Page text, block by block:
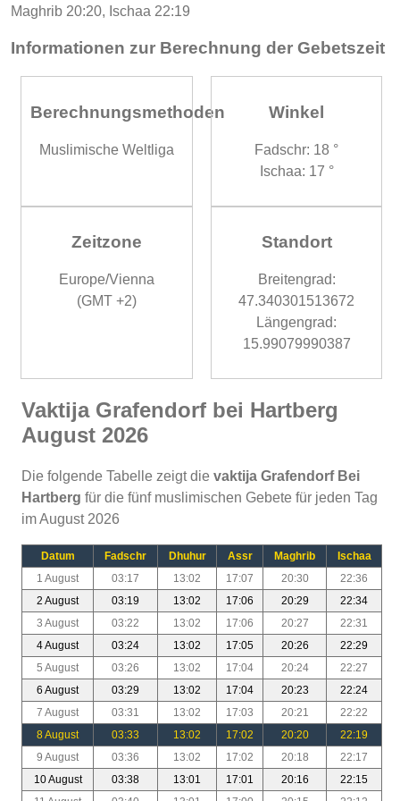
Maghrib 20:20, Ischaa 22:19
Informationen zur Berechnung der Gebetszeit
Berechnungsmethoden
Muslimische Weltliga
Winkel
Fadschr: 18 °
Ischaa: 17 °
Zeitzone
Europe/Vienna
(GMT +2)
Standort
Breitengrad:
47.340301513672
Längengrad:
15.99079990387
Vaktija Grafendorf bei Hartberg
August 2026
Die folgende Tabelle zeigt die vaktija Grafendorf Bei
Hartberg für die fünf muslimischen Gebete für jeden Tag
im August 2026
Datum Fadschr Dhuhur Assr Maghrib
Ischaa
1 August
03:17 13:02 17:07 20:30
22:36
2 August
03:19 13:02 17:06 20:29
22:34
3 August
03:22 13:02 17:06 20:27
22:31
4 August
03:24 13:02 17:05 20:26
22:29
5 August
03:26 13:02 17:04 20:24
22:27
6 August
03:29 13:02 17:04 20:23
22:24
7 August
03:31 13:02 17:03 20:21
22:22
8 August
03:33 13:02 17:02 20:20
22:19
9 August
03:36 13:02 17:02 20:18
22:17
10 August
03:38 13:01 17:01 20:16
22:15